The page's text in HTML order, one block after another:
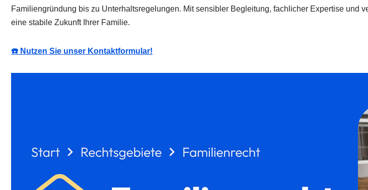
Familiengründung bis zu Unterhaltsregelungen. Mit sensibler Begleitung, fachlicher Expertise und
eine stabile Zukunft Ihrer Familie.
☎️ Nutzen Sie unser Kontaktformular!